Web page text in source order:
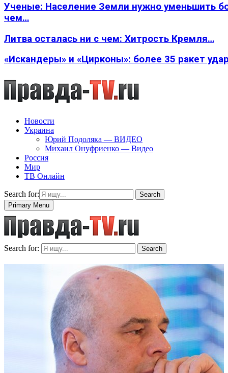
Ученые: Население Земли нужно уменьшить
чем…
Литва осталась ни с чем: Хитрость Кремля…
«Искандеры» и «Цирконы»: более 35 ракет
Новости
Украина
Юрий Подоляка — ВИДЕО
Михаил Онуфриенко — Видео
Россия
Мир
ТВ Онлайн
Search for:
Search
Primary Menu
Search for: Search